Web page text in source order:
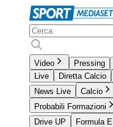
Video Pressing
Live
Diretta Calcio
News Live
Calcio
Probabili Formazioni
Drive UP
Formula E